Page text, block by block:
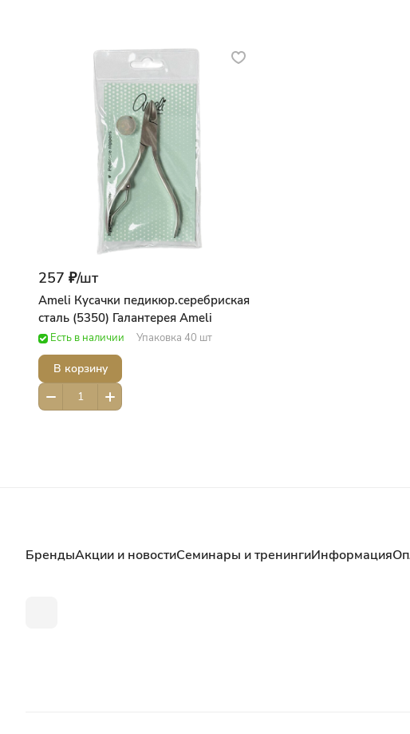
257 ₽/шт
Ameli Кусачки педикюр.серебриская
сталь (5350) Галантерея Ameli
Есть в наличии Упаковка 40 шт
В корзину
БрендыАкции и новостиСеминары и тренингиИнформация